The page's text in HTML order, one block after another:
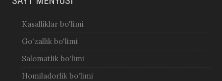
Kasalliklar bo'limi
Go'zallik bo'limi
Salomatlik bo'limi
Homiladorlik bo'limi